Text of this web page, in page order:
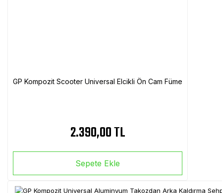
GP Kompozit Scooter Universal Elcikli Ön Cam Füme
2.390,00 TL
Sepete Ekle